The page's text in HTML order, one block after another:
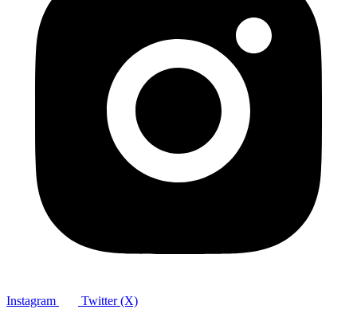
Instagram Twitter (X)